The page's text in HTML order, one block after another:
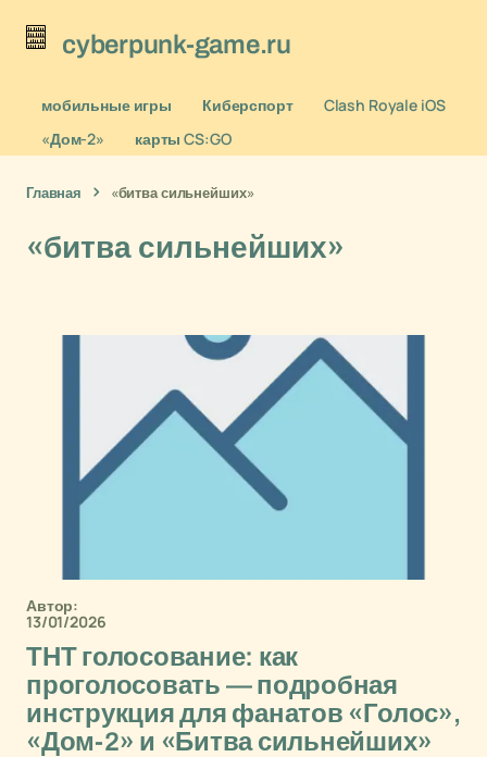
cyberpunk-game.ru
мобильные игры Киберспорт
Clash Royale iOS
«Дом-2»
карты CS:GO
Главная «битва сильнейших»
«битва сильнейших»
Автор:
13/01/2026
ТНТ голосование: как
проголосовать — подробная
инструкция для фанатов «Голос»,
«Дом-2» и «Битва сильнейших»